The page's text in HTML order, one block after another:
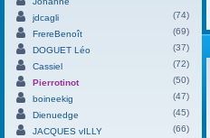
jdcagli
(74)
FrereBenoît
(69)
DOGUET Léo
(37)
Cassiel
(72)
Pierrotinot
(50)
boineekig
(47)
Dienuedge
(45)
JACQUES vILLY
(66)